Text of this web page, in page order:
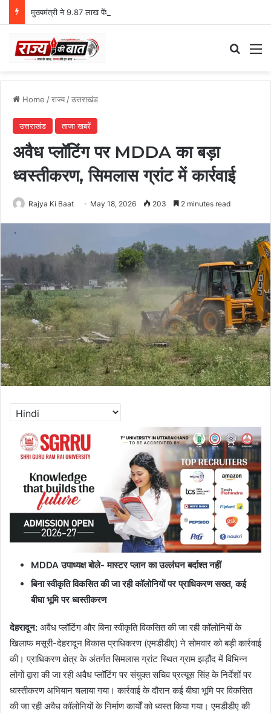
Home /राज्य/उत्तराखंड
उत्तराखंड ताजा खबरें
अवैध प्लॉटिंग पर MDDA का बड़ा
ध्वस्तीकरण, सिमलास ग्रांट में कार्रवाई
Rajya Ki Baat May 18, 2026 203 2 minutes read
MDDA उपाध्यक्ष बोले- मास्टर प्लान का उल्लंघन बर्दाश्त नहीं
बिना स्वीकृति विकसित की जा रही कॉलोनियों पर प्राधिकरण सख्त, कई
बीघा भूमि पर ध्वस्तीकरण
देहरादून: अवैध प्लॉटिंग और बिना स्वीकृति विकसित की जा रही कॉलोनियों के
खिलाफ मसूरी-देहरादून विकास प्राधिकरण (एमडीडीए) ने सोमवार को बड़ी कार्रवाई
की। प्राधिकरण क्षेत्र के अंतर्गत सिमलास ग्रांट स्थित ग्राम झड़ौंद में विभिन्न
लोगों द्वारा की जा रही अवैध प्लॉटिंग पर संयुक्त सचिव प्रत्यूस सिंह के निर्देशों पर
ध्वस्तीकरण अभियान चलाया गया। कार्रवाई के दौरान कई बीघा भूमि पर विकसित
की जा रही अवैध कॉलोनियों के निर्माण कार्यों को ध्वस्त किया गया। एमडीडीए की